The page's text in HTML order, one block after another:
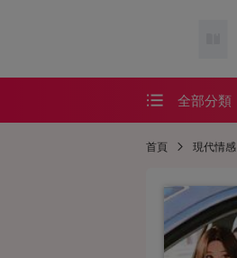
全部分類
會員短篇
番茄短篇
網絡熱文
首頁 現代情感